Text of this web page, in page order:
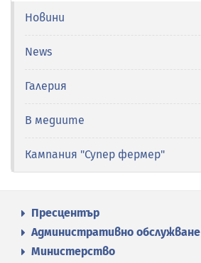
Новини
News
Галерия
В медиите
Кампания "Супер фермер"
Пресцентър
Административно обслужване
Министерство